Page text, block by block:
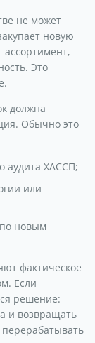
не может
новую
Это
должна
Обычно это
аудита ХАССП;
или
новым
фактическое
Если
решение:
и возвращать